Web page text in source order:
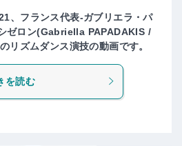
、フランス代表-ガブリエラ・パ
ゼロン(Gabriella PAPADAKIS /
ズムダンス演技の動画です。
を読む